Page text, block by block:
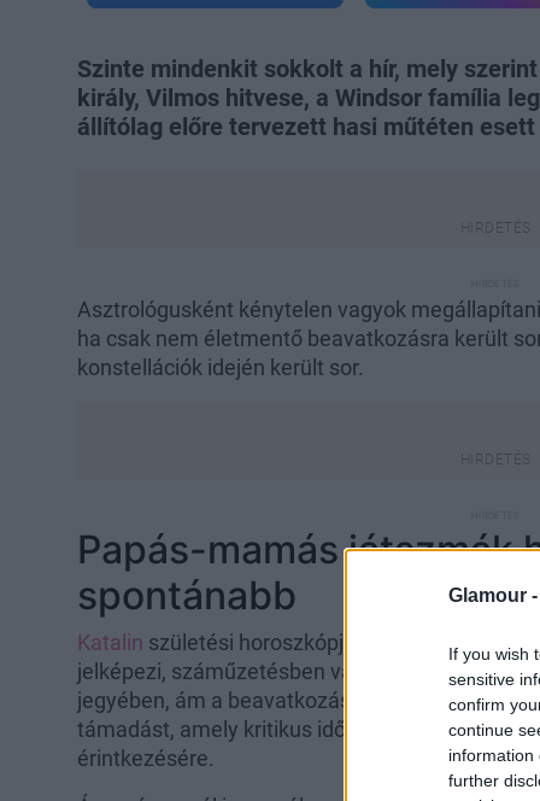
Glamour -
If you wish
sensitive
confirm
continue
information
further
Szinte mindenkit sokkolt a hír, mely
király, Vilmos hitvese, a Windsor família
állítólag előre tervezett hasi műtéten esett
Asztrológusként kénytelen vagyok megállapítani
ha csak nem életmentő beavatkozásra került
konstellációk idején került sor.
Papás-mamás játszmák
spontánabb
Katalin születési horoszkópjában a Mars, mely
jelképezi, száműzetésben van a petefészek és
jegyében, ám a beavatkozás napján a Bak
támadást, amely kritikus időpont az adott
érintkezésére.